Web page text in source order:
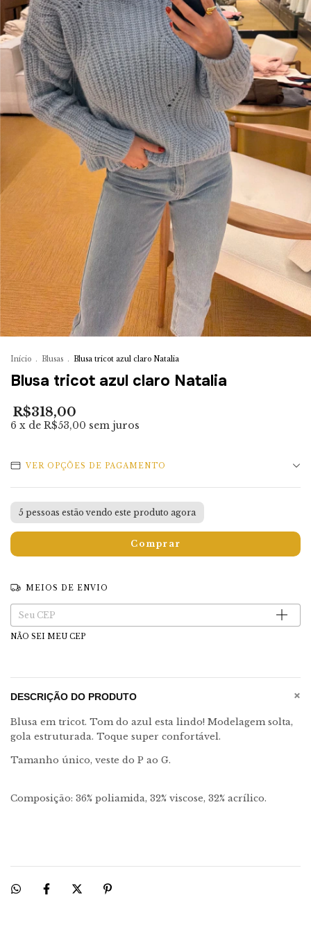
Início . Blusas . Blusa tricot azul claro Natalia
Blusa tricot azul claro Natalia
R$318,00
6 x de R$53,00 sem juros
VER OPÇÕES DE PAGAMENTO
5 pessoas estão vendo este produto agora
MEIOS DE ENVIO
Entregas para o CEP: Alterar CEP
NÃO SEI MEU CEP
DESCRIÇÃO DO PRODUTO +
Blusa em tricot. Tom do azul esta lindo! Modelagem solta,
gola estruturada. Toque super confortável.
Tamanho único, veste do P ao G.
Composição: 36% poliamida, 32% viscose, 32% acrílico.